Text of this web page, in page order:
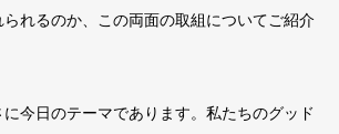
れるのか、この両面の取組についてご紹介
今日のテーマであります。私たちのグッド